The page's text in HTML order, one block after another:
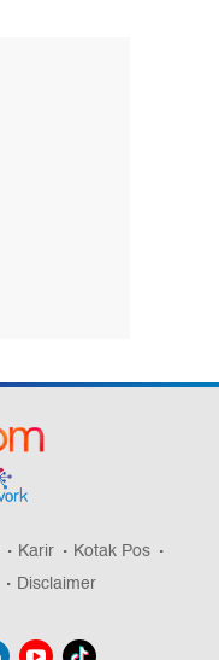
Karir
Kotak Pos
Disclaimer